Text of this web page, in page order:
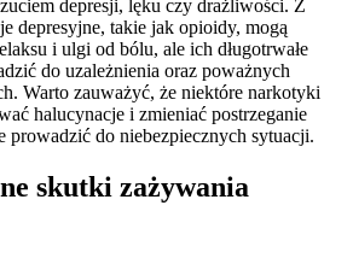
depresji, lęku czy drażliwości. Z
depresyjne, takie jak opioidy, mogą
i ulgi od bólu, ale ich długotrwałe
do uzależnienia oraz poważnych
Warto zauważyć, że niektóre narkotyki
halucynacje i zmieniać postrzeganie
prowadzić do niebezpiecznych sytuacji.
skutki zażywania